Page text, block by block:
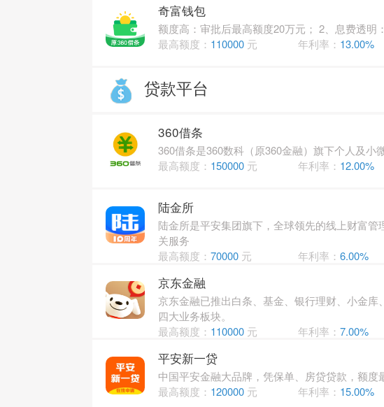
奇富钱包
额度高：审批后最高额度20万元； 2、息费透明
最高额度： 110000元 年利率： 13.00%
贷款平台
360借条
360借条是360数科（原360金融）旗下个人及小
最高额度： 150000元 年利率： 12.00%
陆金所
陆金所是平安集团旗下，全球领先的线上财富
关服务
最高额度： 70000元 年利率：6.00%
京东金融
京东金融已推出白条、基金、银行理财、小金
四大业务板块。
最高额度： 110000元 年利率：7.00%
平安新一贷
中国平安金融大品牌，凭保单、房贷贷款，额度
最高额度： 120000元 年利率： 15.00%